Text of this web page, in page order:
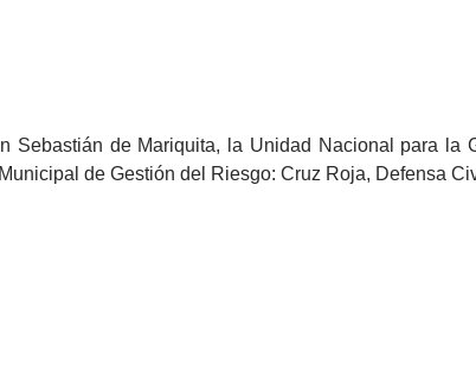
de Mariquita, la Unidad Nacional para la
de Gestión del Riesgo: Cruz Roja, Defensa